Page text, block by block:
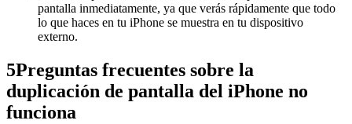
pantalla inmediatamente, ya que verás rápidamente que todo
lo que haces en tu iPhone se muestra en tu dispositivo
externo.
5Preguntas frecuentes sobre la
duplicación de pantalla del iPhone no
funciona